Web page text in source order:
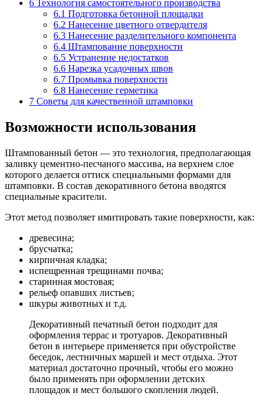
6 Технология самостоятельного производства
6.1 Подготовка бетонной площадки
6.2 Нанесение цветного отвердителя
6.3 Нанесение разделительного компонента
6.4 Штампование поверхности
6.5 Устранение недостатков
6.6 Нарезка усадочных швов
6.7 Промывка поверхности
6.8 Нанесение герметика
7 Советы для качественной штамповки
Возможности использования
Штампованный бетон — это технология, предполагающая
заливку цементно-песчаного массива, на верхнем слое
которого делается оттиск специальными формами для
штамповки. В состав декоративного бетона вводятся
специальные красители.
Этот метод позволяет имитировать такие поверхности, как:
древесина;
брусчатка;
кирпичная кладка;
испещренная трещинами почва;
старинная мостовая;
рельеф опавших листьев;
шкуры животных и т.д.
Декоративный печатный бетон подходит для
оформления террас и тротуаров. Декоративный
бетон в интерьере применяется при обустройстве
беседок, лестничных маршей и мест отдыха. Этот
материал достаточно прочный, чтобы его можно
было применять при оформлении детских
площадок и мест большого скопления людей.